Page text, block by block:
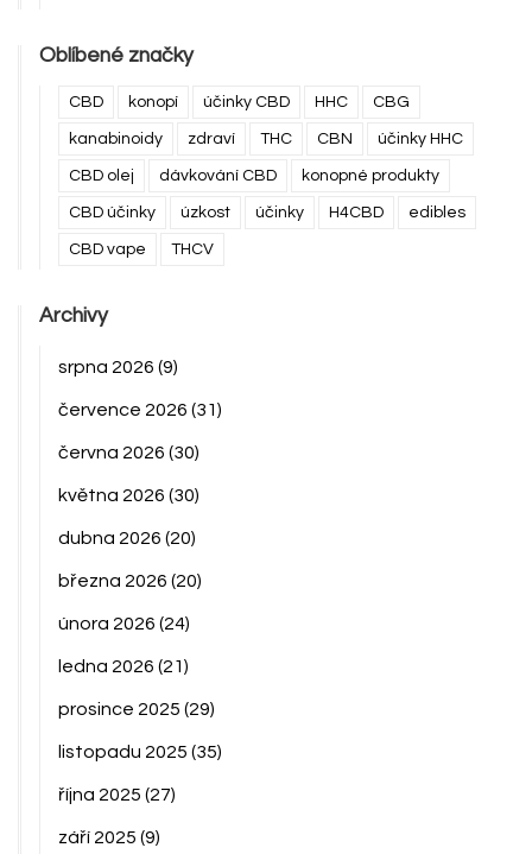
Oblíbené značky
CBD konopí účinky CBD HHC CBG
kanabinoidy zdraví THC CBN účinky HHC
CBD olej dávkování CBD konopné produkty
CBD účinky úzkost účinky H4CBD edibles
CBD vape THCV
Archivy
srpna 2026 (9)
července 2026 (31)
června 2026 (30)
května 2026 (30)
dubna 2026 (20)
března 2026 (20)
února 2026 (24)
ledna 2026 (21)
prosince 2025 (29)
listopadu 2025 (35)
října 2025 (27)
září 2025 (9)